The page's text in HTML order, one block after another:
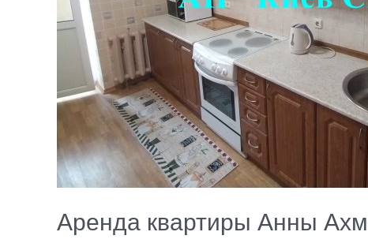
Аренда квартиры Анны